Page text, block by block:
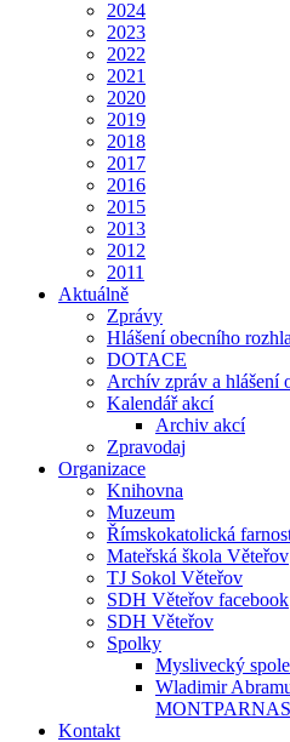
2024
2023
2022
2021
2020
2019
2018
2017
2016
2015
2013
2012
2011
Aktuálně
Zprávy
Hlášení obecního
DOTACE
Archív zpráv a hlášení
Kalendář akcí
Archiv akcí
Zpravodaj
Organizace
Knihovna
Muzeum
Římskokatolická
Mateřská škola Věteřov
TJ Sokol Věteřov
SDH Věteřov facebook
SDH Věteřov
Spolky
Myslivecký
Wladimir
Kontakt